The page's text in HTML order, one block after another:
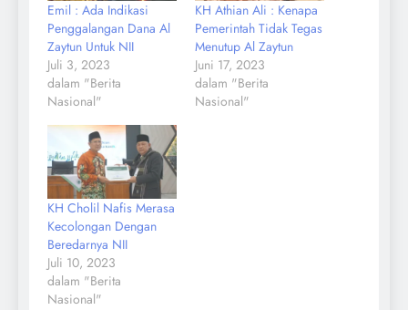
Emil : Ada Indikasi
Penggalangan Dana Al
Zaytun Untuk NII
Juli 3, 2023
dalam "Berita
Nasional"
KH Athian Ali : Kenapa
Pemerintah Tidak Tegas
Menutup Al Zaytun
Juni 17, 2023
dalam "Berita
Nasional"
KH Cholil Nafis Merasa
Kecolongan Dengan
Beredarnya NII
Juli 10, 2023
dalam "Berita
Nasional"